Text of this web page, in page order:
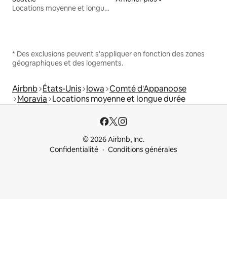
Locations moyenne et longue durée
* Des exclusions peuvent s'appliquer en fonction des zones
géographiques et des logements.
Airbnb États-Unis Iowa Comté d'Appanoose
Moravia Locations moyenne et longue durée
© 2026 Airbnb, Inc.
Confidentialité
Conditions générales